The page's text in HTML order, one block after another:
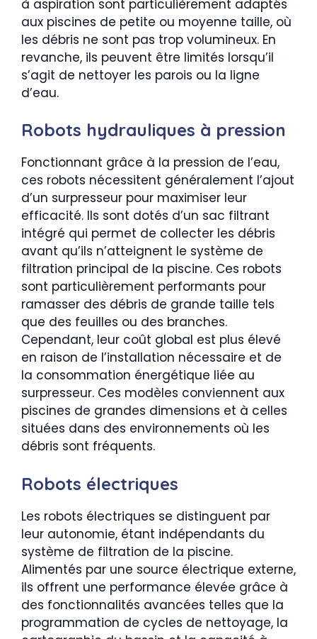
à aspiration sont particulièrement adaptés
aux piscines de petite ou moyenne taille, où
les débris ne sont pas trop volumineux. En
revanche, ils peuvent être limités lorsqu’il
s’agit de nettoyer les parois ou la ligne
d’eau.
Robots hydrauliques à pression
Fonctionnant grâce à la pression de l’eau,
ces robots nécessitent généralement l’ajout
d’un surpresseur pour maximiser leur
efficacité. Ils sont dotés d’un sac filtrant
intégré qui permet de collecter les débris
avant qu’ils n’atteignent le système de
filtration principal de la piscine. Ces robots
sont particulièrement performants pour
ramasser des débris de grande taille tels
que des feuilles ou des branches.
Cependant, leur coût global est plus élevé
en raison de l’installation nécessaire et de
la consommation énergétique liée au
surpresseur. Ces modèles conviennent aux
piscines de grandes dimensions et à celles
situées dans des environnements où les
débris sont fréquents.
Robots électriques
Les robots électriques se distinguent par
leur autonomie, étant indépendants du
système de filtration de la piscine.
Alimentés par une source électrique externe,
ils offrent une performance élevée grâce à
des fonctionnalités avancées telles que la
programmation de cycles de nettoyage, la